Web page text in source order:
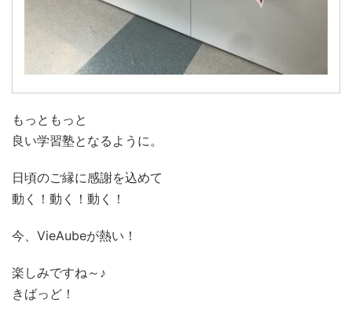
もっともっと
良い学習塾となるように。
日頃のご縁に感謝を込めて
動く！動く！動く！
今、VieAubeが熱い！
楽しみですね～♪
きばっど！